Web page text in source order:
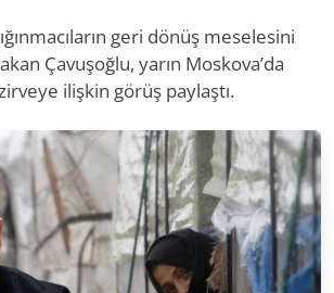
geri dönüş meselesini
Çavuşoğlu, yarın Moskova’da
ilişkin görüş paylaştı.